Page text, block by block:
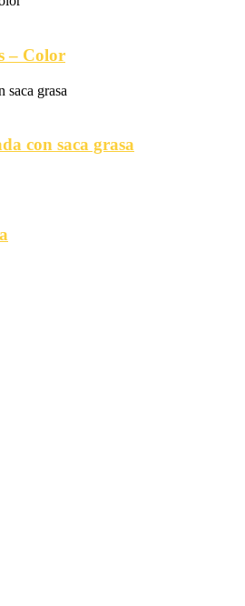
– Color
con saca grasa